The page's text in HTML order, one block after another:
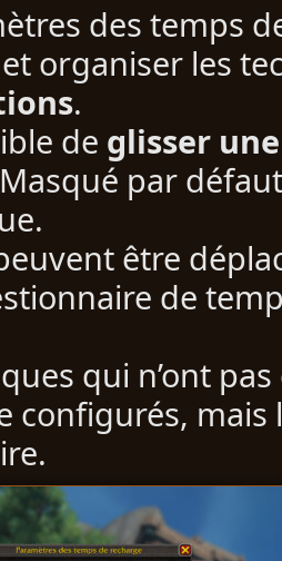
des temps
organiser les
.
de glisser
par
être
de
qui n’ont
configurés,